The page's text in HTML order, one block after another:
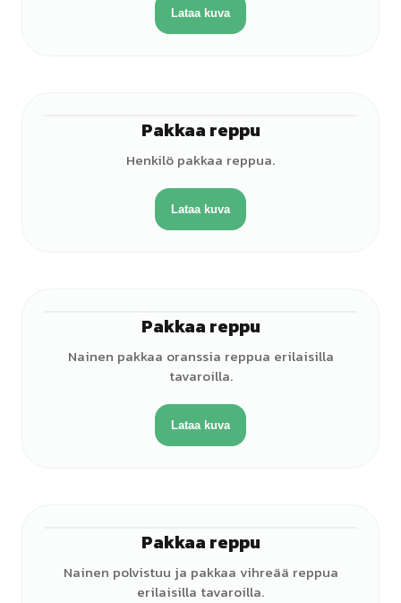
Lataa kuva
Pakkaa reppu
Henkilö pakkaa reppua.
Lataa kuva
Pakkaa reppu
Nainen pakkaa oranssia reppua erilaisilla
tavaroilla.
Lataa kuva
Pakkaa reppu
Nainen polvistuu ja pakkaa vihreää reppua
erilaisilla tavaroilla.